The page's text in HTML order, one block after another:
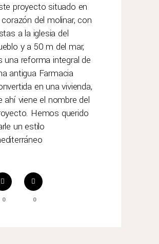
proyecto situado en
corazón del molinar, con
a la iglesia del
y a 50 m del mar,
una reforma integral de
antigua Farmacia
en una vivienda,
ahí viene el nombre del
Hemos querido
un estilo
0 0